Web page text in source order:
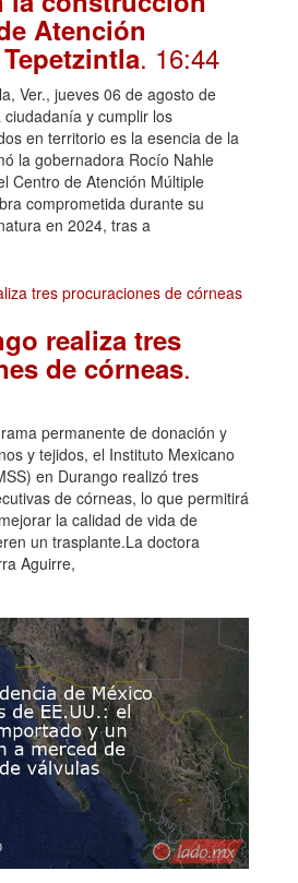
Atención
. 16:44
Ver., jueves 06 de agosto de
y cumplir los
en territorio es la esencia de la
la gobernadora Rocío Nahle
Centro de Atención Múltiple
comprometida durante su
en 2024, tras a
realiza tres
de córneas.
permanente de donación y
y tejidos, el Instituto Mexicano
en Durango realizó tres
de córneas, lo que permitirá
la calidad de vida de
un trasplante.La doctora
Aguirre,